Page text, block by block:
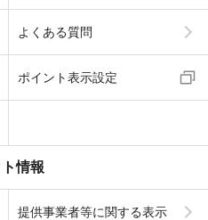
よくある質問
ポイント表示設定
情報
提供事業者等に関する表示